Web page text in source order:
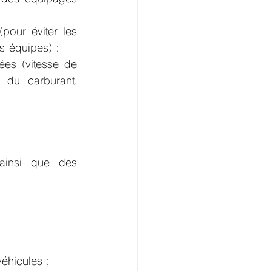
éviter les
équipes) ;
(vitesse de
carburant,
que des
;